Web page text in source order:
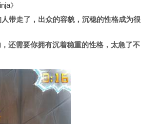
》
带走了，出众的容貌，沉稳的性格成为很
还需要你拥有沉着稳重的性格，太急了不